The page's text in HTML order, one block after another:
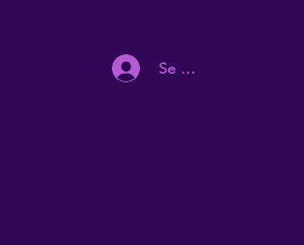
Se connecter